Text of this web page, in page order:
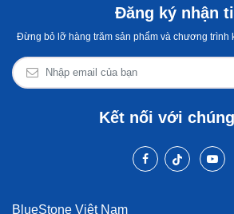
Đăng ký nhận
Đừng bỏ lỡ hàng trăm sản phẩm và chương trình
Kết nối với
BlueStone Việt Nam